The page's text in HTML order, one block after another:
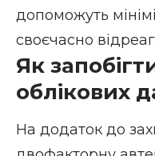
допоможуть
своєчасно
Як
облікових
На додаток до